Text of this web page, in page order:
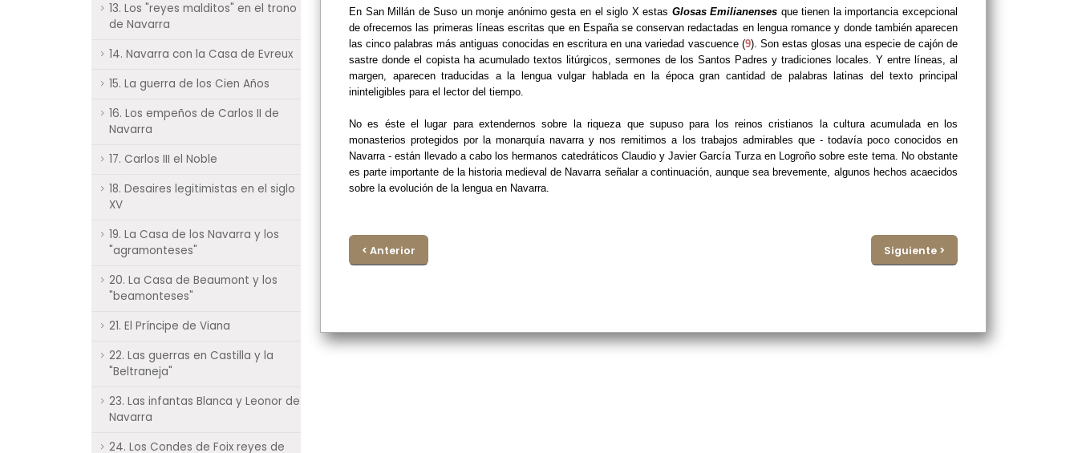
13. Los "reyes malditos" en el trono
de Navarra
14. Navarra con la Casa de Evreux
15. La guerra de los Cien Años
16. Los empeños de Carlos II de
Navarra
17. Carlos III el Noble
18. Desaires legitimistas en el siglo
XV
19. La Casa de los Navarra y los
"agramonteses"
20. La Casa de Beaumont y los
"beamonteses"
21. El Príncipe de Viana
22. Las guerras en Castilla y la
"Beltraneja"
23. Las infantas Blanca y Leonor de
Navarra
24. Los Condes de Foix reyes de
En San Millán de Suso un monje anónimo gesta en el siglo X estas Glosas Emilianenses que tienen la importancia excepcional
de ofrecernos las primeras líneas escritas que en España se conservan redactadas en lengua romance y donde también aparecen
las cinco palabras más antiguas conocidas en escritura en una variedad vascuence (9). Son estas glosas una especie de cajón de
sastre donde el copista ha acumulado textos litúrgicos, sermones de los Santos Padres y tradiciones locales. Y entre líneas, al
margen, aparecen traducidas a la lengua vulgar hablada en la época gran cantidad de palabras latinas del texto principal
ininteligibles para el lector del tiempo.
No es éste el lugar para extendernos sobre la riqueza que supuso para los reinos cristianos la cultura acumulada en los
monasterios protegidos por la monarquía navarra y nos remitimos a los trabajos admirables que - todavía poco conocidos en
Navarra - están llevado a cabo los hermanos catedráticos Claudio y Javier García Turza en Logroño sobre este tema. No obstante
es parte importante de la historia medieval de Navarra señalar a continuación, aunque sea brevemente, algunos hechos acaecidos
sobre la evolución de la lengua en Navarra.
< Anterior Siguiente >